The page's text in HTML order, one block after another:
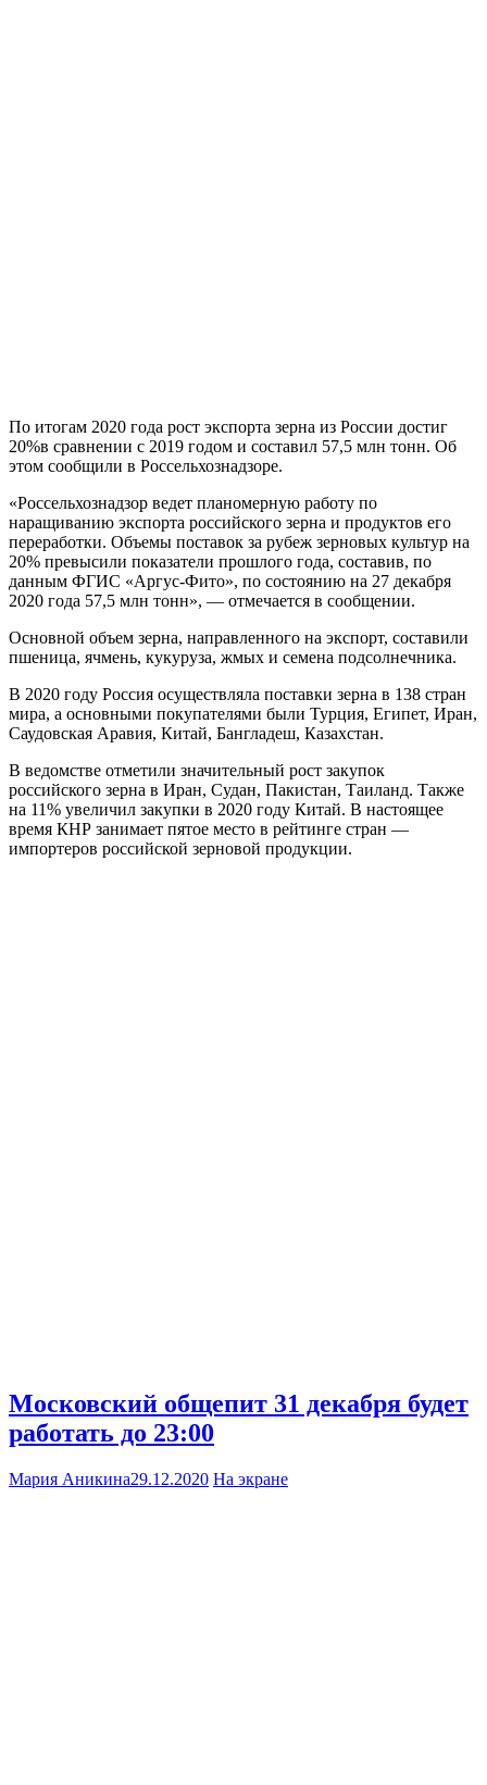
По итогам 2020 года рост экспорта зерна из России достиг
20%в сравнении с 2019 годом и составил 57,5 млн тонн. Об
этом сообщили в Россельхознадзоре.
«Россельхознадзор ведет планомерную работу по
наращиванию экспорта российского зерна и продуктов его
переработки. Объемы поставок за рубеж зерновых культур на
20% превысили показатели прошлого года, составив, по
данным ФГИС «Аргус-Фито», по состоянию на 27 декабря
2020 года 57,5 млн тонн», — отмечается в сообщении.
Основной объем зерна, направленного на экспорт, составили
пшеница, ячмень, кукуруза, жмых и семена подсолнечника.
В 2020 году Россия осуществляла поставки зерна в 138 стран
мира, а основными покупателями были Турция, Египет, Иран,
Саудовская Аравия, Китай, Бангладеш, Казахстан.
В ведомстве отметили значительный рост закупок
российского зерна в Иран, Судан, Пакистан, Таиланд. Также
на 11% увеличил закупки в 2020 году Китай. В настоящее
время КНР занимает пятое место в рейтинге стран —
импортеров российской зерновой продукции.
Московский общепит 31 декабря будет
работать до 23:00
Мария Аникина29.12.2020 На экране